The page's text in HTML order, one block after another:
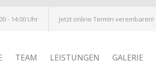
- 14:00 Uhr Jetzt online Termin vereinbaren!
TEAM LEISTUNGEN GALERIE